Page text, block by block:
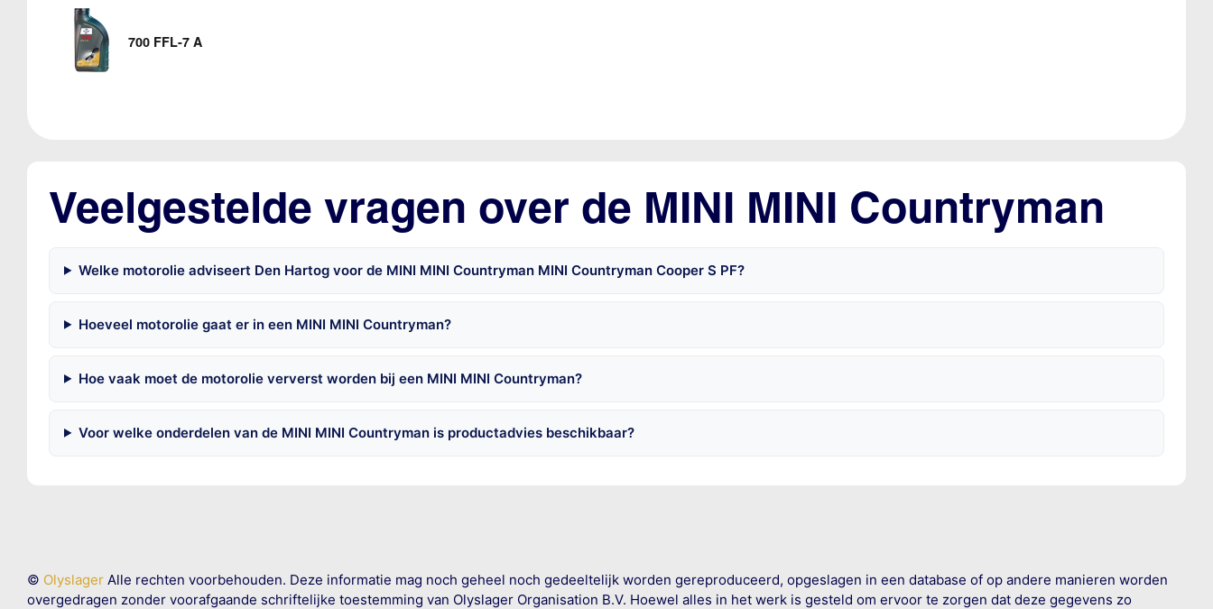
700 FFL-7 A
Veelgestelde vragen over de MINI MINI Countryman
Welke motorolie adviseert Den Hartog voor de MINI MINI Countryman MINI Countryman Cooper S PF?
Hoeveel motorolie gaat er in een MINI MINI Countryman?
Hoe vaak moet de motorolie ververst worden bij een MINI MINI Countryman?
Voor welke onderdelen van de MINI MINI Countryman is productadvies beschikbaar?
© OlyslagerAlle rechten voorbehouden. Deze informatie mag noch geheel noch gedeeltelijk worden gereproduceerd, opgeslagen in een database of op andere manieren worden
overgedragen zonder voorafgaande schriftelijke toestemming van Olyslager Organisation B.V. Hoewel alles in het werk is gesteld om ervoor te zorgen dat deze gegevens zo